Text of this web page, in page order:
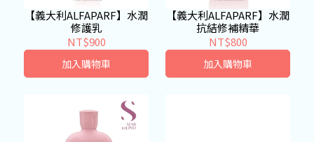
【義大利ALFAPARF】水潤
修護乳
NT$900
加入購物車
【義大利ALFAPARF】水潤
抗結修補精華
NT$800
加入購物車